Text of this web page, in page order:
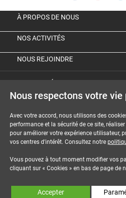
À PROPOS DE NOUS
NOS ACTIVITÉS
NOUS REJOINDRE
MENTIONS LÉGALES
CGU-CGV
COOKIES
NOUS CONTACTER
Nous respectons votre vie
Avec votre accord, nous utilisons des
performance et la sécurité de ce site,
pour améliorer votre expérience utilisateur,
vos centres d'intérêt. Consultez notre
Vous pouvez à tout moment modifier vos
cliquant sur « Cookies » en bas de page de
Accepter